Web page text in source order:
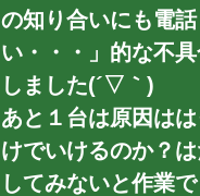
の知り合いにも電
い・・・」的な不
しました(´▽｀)
あと１台は原因は
けでいけるのか？
してみないと作業